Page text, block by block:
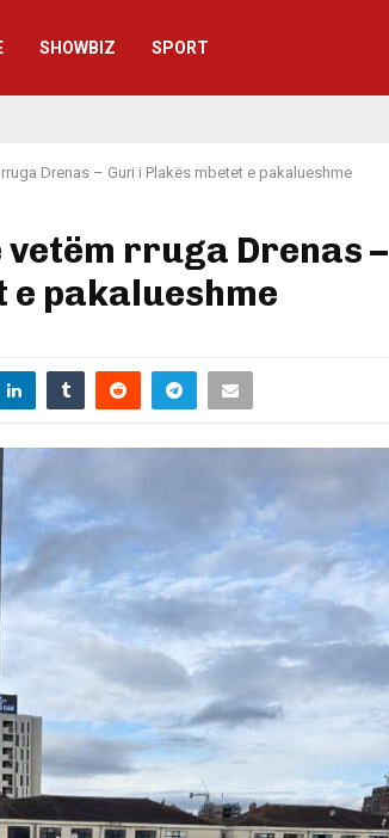
SHOWBIZ SPORT
Drenas – Guri i Plakës mbetet e pakalueshme
rruga Drenas –
e pakalueshme